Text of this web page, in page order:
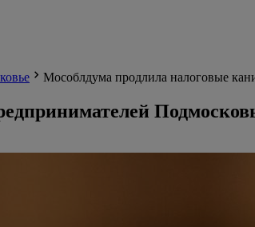
Мособлдума продлила налоговые